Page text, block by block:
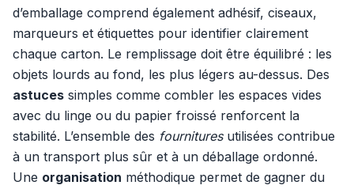
d’emballage comprend également adhésif, ciseaux,
marqueurs et étiquettes pour identifier clairement
chaque carton. Le remplissage doit être équilibré : les
objets lourds au fond, les plus légers au-dessus. Des
astuces simples comme combler les espaces vides
avec du linge ou du papier froissé renforcent la
stabilité. L’ensemble des fournituresutilisées contribue
à un transport plus sûr et à un déballage ordonné.
Une organisation méthodique permet de gagner du